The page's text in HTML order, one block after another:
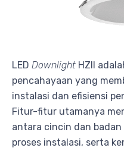
LED Downlight HZII
pencahayaan yang
instalasi dan efisiensi
Fitur-fitur utamanya
antara cincin dan
proses instalasi, serta